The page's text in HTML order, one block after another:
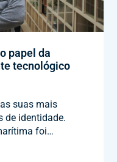
papel da
tecnológico
suas mais
de identidade.
foi…